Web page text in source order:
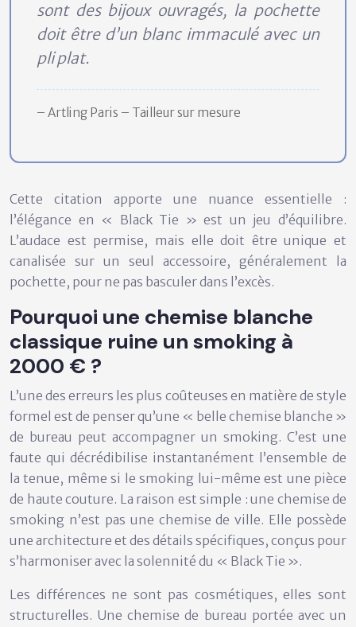
sont des bijoux ouvragés, la pochette
doit être d’un blanc immaculé avec un
pli plat.
– Artling Paris – Tailleur sur mesure
Cette citation apporte une nuance essentielle :
l’élégance en « Black Tie » est un jeu d’équilibre.
L’audace est permise, mais elle doit être unique et
canalisée sur un seul accessoire, généralement la
pochette, pour ne pas basculer dans l’excès.
Pourquoi une chemise blanche
classique ruine un smoking à
2000 € ?
L’une des erreurs les plus coûteuses en matière de style
formel est de penser qu’une « belle chemise blanche »
de bureau peut accompagner un smoking. C’est une
faute qui décrédibilise instantanément l’ensemble de
la tenue, même si le smoking lui-même est une pièce
de haute couture. La raison est simple : une chemise de
smoking n’est pas une chemise de ville. Elle possède
une architecture et des détails spécifiques, conçus pour
s’harmoniser avec la solennité du « Black Tie ».
Les différences ne sont pas cosmétiques, elles sont
structurelles. Une chemise de bureau portée avec un